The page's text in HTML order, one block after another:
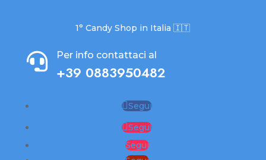
1° Candy Shop in Italia 🇮🇹
 Per info contattaci al
+39 0883950482
Segui
Segui
Segui